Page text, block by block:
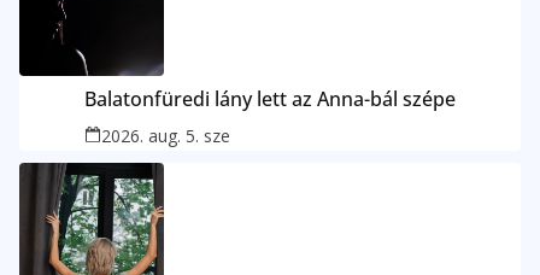
Balatonfüredi lány lett az Anna-bál szépe
2026. aug. 5. sze